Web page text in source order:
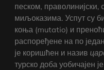
песком,
миљоказима. Успут су
коња (mutatio) и
распоређене на по
је коришћен и назив
турско доба уобичајен